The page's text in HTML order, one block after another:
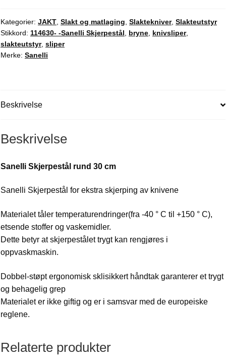
cm
antall
Kategorier: JAKT, Slakt og matlaging, Slaktekniver, Slakteutstyr
Stikkord: 114630- -Sanelli Skjerpestål, bryne, knivsliper,
slakteutstyr, sliper
Merke: Sanelli
Beskrivelse
Beskrivelse
Sanelli Skjerpestål rund 30 cm
Sanelli Skjerpestål for ekstra skjerping av knivene
Materialet tåler temperaturendringer(fra -40 ° C til +150 ° C),
etsende stoffer og vaskemidler.
Dette betyr at skjerpestålet trygt kan rengjøres i
oppvaskmaskin.
Dobbel-støpt ergonomisk sklisikkert håndtak garanterer et trygt
og behagelig grep
Materialet er ikke giftig og er i samsvar med de europeiske
reglene.
Relaterte produkter